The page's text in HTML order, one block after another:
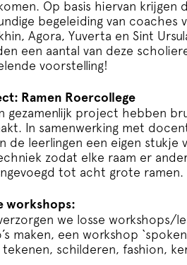
Op basis hiervan krijgen
begeleiding van coaches
Agora, Yuverta en Sint
een aantal van deze
voorstelling!
Ramen Roercollege
gezamenlijk project hebben
In samenwerking met
de leerlingen een eigen stukje
zodat elke raam er
tot acht grote ramen.
workshops:
we losse workshops/
maken, een workshop
tekenen, schilderen, fashion,